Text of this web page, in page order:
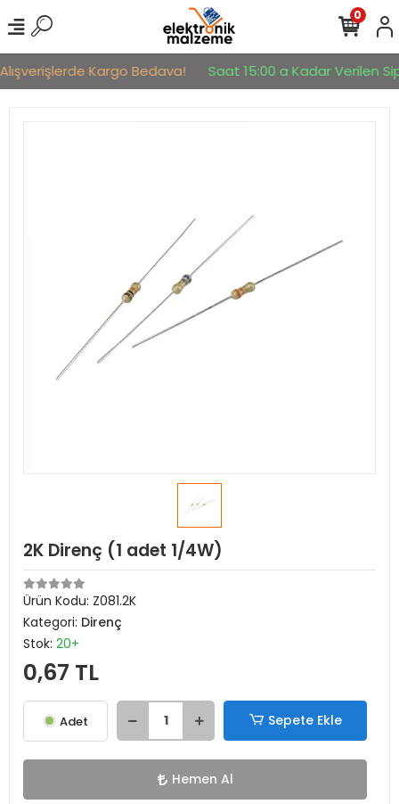
Kargo Bedava! Saat 15:00 a Kadar Verilen
0
2K Direnç (1 adet 1/4W)
Ürün Kodu: Z081.2K
Kategori: Direnç
Stok: 20+
0,67 TL
Adet Sepete Ekle
Hemen Al